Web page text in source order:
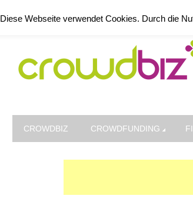
CROWDBIZ CROWDFUNDING
Diese Webseite verwendet Cookies. Durch die